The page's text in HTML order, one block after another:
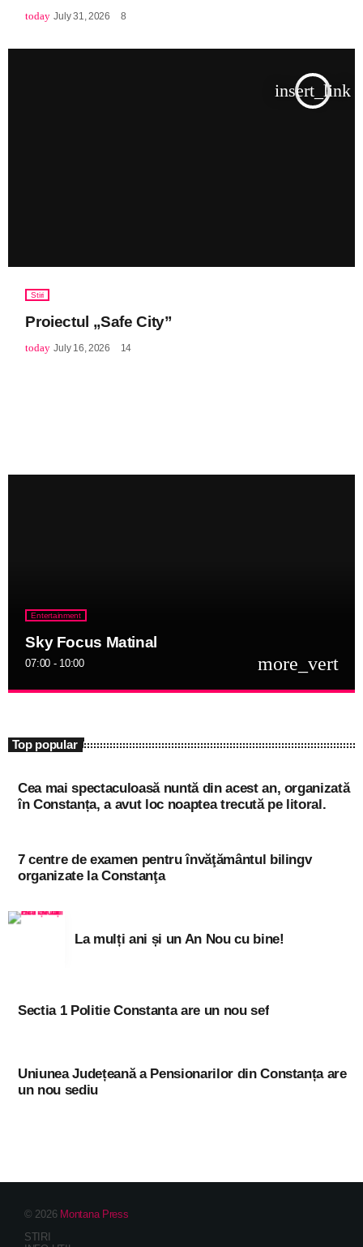
today July 31, 2026 8
insert_link
Stiri
Proiectul „Safe City”
today July 16, 2026 14
Entertainment
Sky Focus Matinal
07:00 - 10:00 more_vert
Top popular
Cea mai spectaculoasă nuntă din acest an, organizată
în Constanța, a avut loc noaptea trecută pe litoral.
7 centre de examen pentru învăţământul bilingv
organizate la Constanţa
La mulți ani și un An Nou cu bine!
Sectia 1 Politie Constanta are un nou sef
Uniunea Județeană a Pensionarilor din Constanța are
un nou sediu
© 2026 Montana Press
STIRI